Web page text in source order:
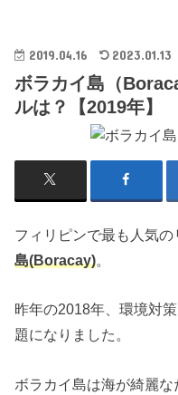
2019.04.16 2023.01.13
ボラカイ島（
ルは？【2019年】
フィリピンで最も人気
島(Boracay)。
昨年の2018年、環境対
題になりました。
ボラカイ島は海が綺麗